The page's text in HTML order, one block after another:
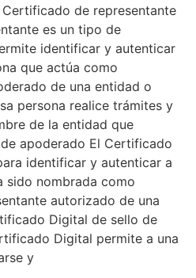
de representante
es un tipo de
identificar y autenticar
que actúa como
de una entidad o
persona realice trámites y
de la entidad que
apoderado El Certificado
identificar y autenticar a
sido nombrada como
autorizado de una
Digital de sello de
Digital permite a una
y